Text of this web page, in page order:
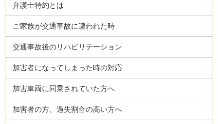
弁護士特約とは
ご家族が交通事故に遭われた時
交通事故後のリハビリテーション
加害者になってしまった時の対応
加害車両に同乗されていた方へ
加害者の方、過失割合の高い方へ